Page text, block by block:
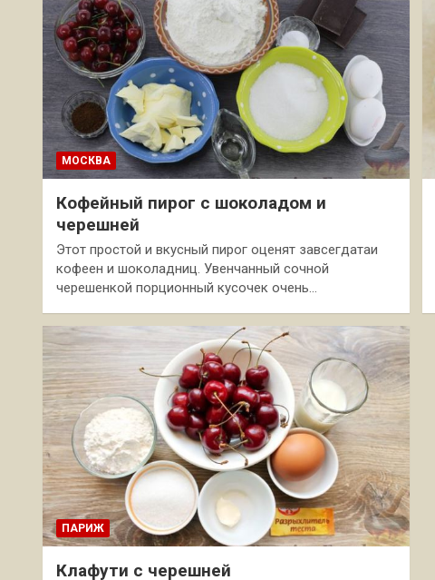
МОСКВА
Кофейный пирог с шоколадом и
черешней
Этот простой и вкусный пирог оценят завсегдатаи
кофеен и шоколадниц. Увенчанный сочной
черешенкой порционный кусочек очень…
ПАРИЖ
Клафути с черешней